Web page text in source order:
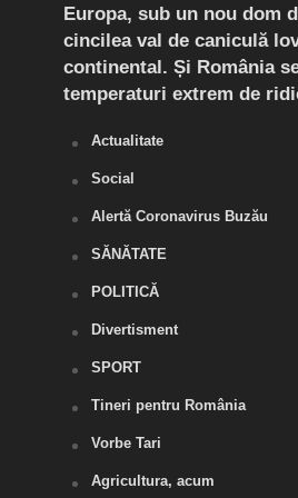
Europa, sub un nou dom
cincilea val de caniculă
continental. Și România
temperaturi extrem de
Actualitate
Social
Alertă Coronavirus Buzău
SĂNĂTATE
POLITICĂ
Divertisment
SPORT
Tineri pentru România
Vorbe Tari
Agricultura, acum